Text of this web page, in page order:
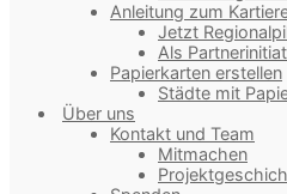
Anleitung zum
Jetzt
Als
Papierkarten erstellen
Städte mit
Über uns
Kontakt und Team
Mitmachen